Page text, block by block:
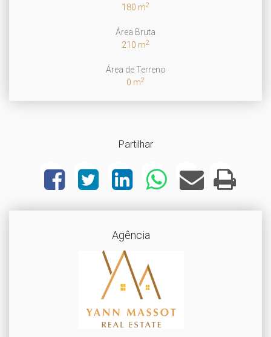
180 m2
Área Bruta
210 m2
Área de Terreno
0 m2
Partilhar
Agência